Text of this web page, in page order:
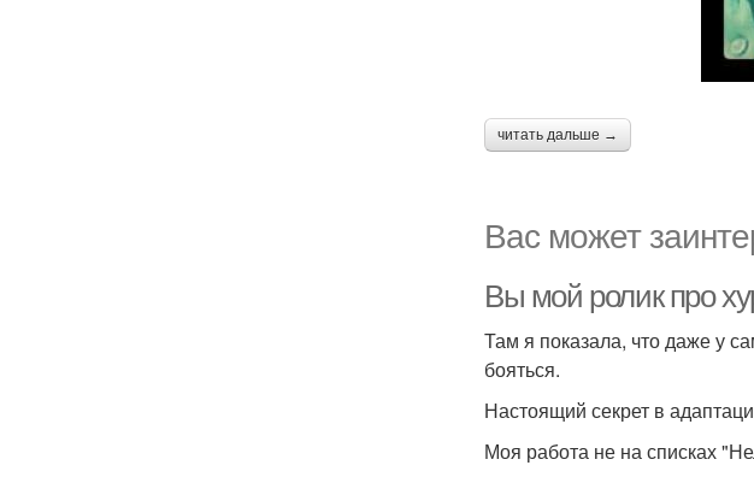
читать дальше →
Вас может
Вы мой ролик про
Там я показала, что даже у
бояться.
Настоящий секрет в
Моя работа не на списках